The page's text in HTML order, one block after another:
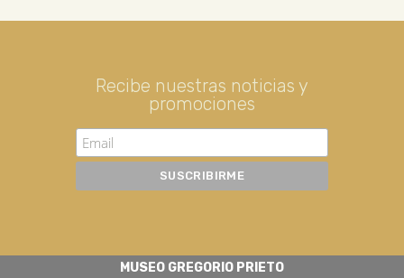
Recibe nuestras noticias y
promociones
MUSEO GREGORIO PRIETO